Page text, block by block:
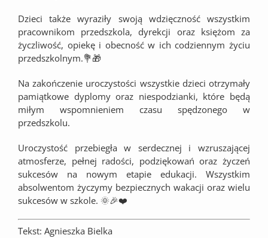
Dzieci także wyraziły swoją wdzięczność wszystkim
pracownikom przedszkola, dyrekcji oraz księżom za
życzliwość, opiekę i obecność w ich codziennym życiu
przedszkolnym.💐🎁
Na zakończenie uroczystości wszystkie dzieci otrzymały
pamiątkowe dyplomy oraz niespodzianki, które będą
miłym wspomnieniem czasu spędzonego w
przedszkolu.
Uroczystość przebiegła w serdecznej i wzruszającej
atmosferze, pełnej radości, podziękowań oraz życzeń
sukcesów na nowym etapie edukacji. Wszystkim
absolwentom życzymy bezpiecznych wakacji oraz wielu
sukcesów w szkole. 🌞🎉❤️
Tekst: Agnieszka Bielka